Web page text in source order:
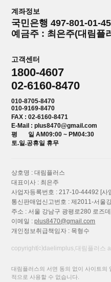
계좌정보
국민은행 497-801-01-
예금주 : 최은주(대림플
고객센터
1800-4607
02-6160-8470
010-8705-8470
010-9169-8470
FAX : 02-6160-8471
E-Mail : plus8470@gmail.com
평 일 AM09:00 ~ PM04:30
토.일.공휴일 휴무
상호명 : 대림플러스
대표이사 : 최은주
사업자등록번호 : 217-10-44492 [사
통신판매업신고번호 : 제2011-서울
주소 : 서울 강남구 광평로280 로즈
이메일 :plus8470@gmail.com
개인정보취급책임자 : 목형수
copyright⒞daelimplus,대림플러스
대림플러스의 서면 동의 없이 사이트의
적으로 사용할 수 없습니다.